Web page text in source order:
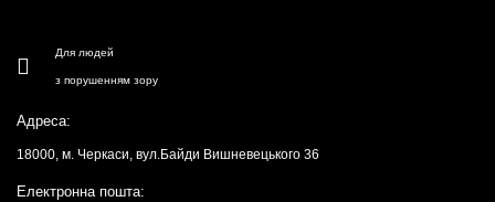
Для людей
з порушенням зору
Адреса:
18000, м. Черкаси, вул.Байди Вишневецького 36
Електронна пошта: